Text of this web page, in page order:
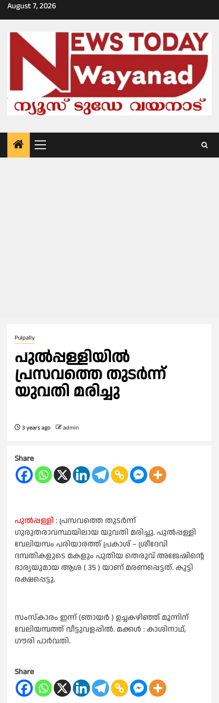
Skip
to
August 7, 2026
Primary
Menu
Pulpally
പുൽപ്പള്ളിയിൽ
പ്രസവത്തെ തുടർന്ന്
യുവതി മരിച്ചു
3 years ago admin
Share
പുൽപ്പള്ളി : പ്രസവത്തെ തുടർന്ന്
ഗുരുതരാവസ്ഥയിലായ യുവതി മരിച്ചു. പുൽപ്പള്ളി
വേലിയമ്പം പരിയാരത്ത് പ്രകാശ് – ശ്രീദേവി
ദമ്പതികളുടെ മകളും പുതിയ തെരുവ് അജേഷിന്റെ
ഭാര്യയുമായ ആശ ( 35 ) യാണ് മരണപ്പെട്ടത്. കുട്ടി
രക്ഷപ്പെട്ടു.
സംസ്കാരം ഇന്ന് (ഞായർ ) ഉച്ചകഴിഞ്ഞ് മൂന്നിന്
വേലിയമ്പത്ത് വീട്ടുവളപ്പിൽ. മക്കൾ : കാശിനാഥ്,
ഗൗരി പാർവതി.
Share